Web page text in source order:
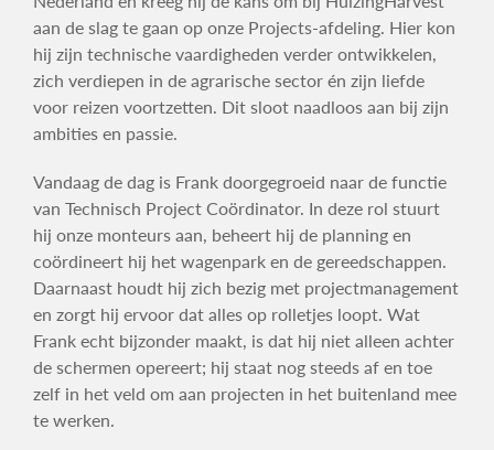
aan de slag te gaan op onze Projects-afdeling. Hier kon
hij zijn technische vaardigheden verder ontwikkelen,
zich verdiepen in de agrarische sector én zijn liefde
voor reizen voortzetten. Dit sloot naadloos aan bij zijn
ambities en passie.
Vandaag de dag is Frank doorgegroeid naar de functie
van Technisch Project Coördinator. In deze rol stuurt
hij onze monteurs aan, beheert hij de planning en
coördineert hij het wagenpark en de gereedschappen.
Daarnaast houdt hij zich bezig met projectmanagement
en zorgt hij ervoor dat alles op rolletjes loopt. Wat
Frank echt bijzonder maakt, is dat hij niet alleen achter
de schermen opereert; hij staat nog steeds af en toe
zelf in het veld om aan projecten in het buitenland mee
te werken.